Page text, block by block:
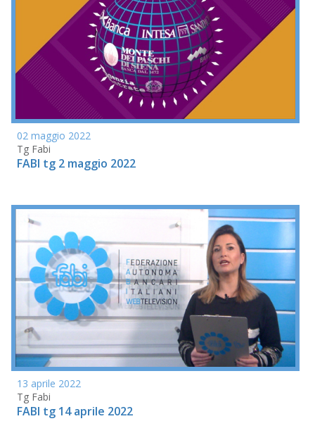
02 maggio 2022
Tg Fabi
FABI tg 2 maggio 2022
13 aprile 2022
Tg Fabi
FABI tg 14 aprile 2022